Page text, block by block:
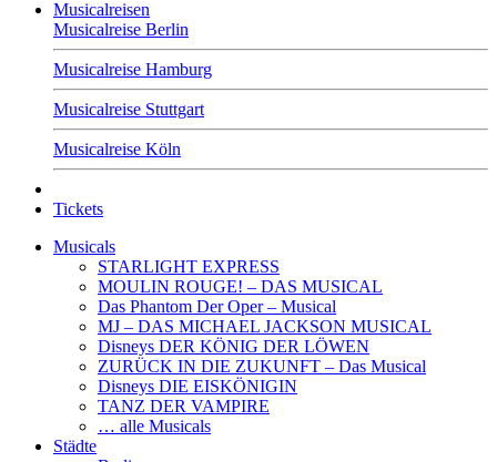
Musicalreisen
Musicalreise Berlin
Musicalreise Hamburg
Musicalreise Stuttgart
Musicalreise Köln
Tickets
Musicals
STARLIGHT EXPRESS
MOULIN ROUGE! – DAS MUSICAL
Das Phantom Der Oper – Musical
MJ – DAS MICHAEL JACKSON MUSICAL
Disneys DER KÖNIG DER LÖWEN
ZURÜCK IN DIE ZUKUNFT – Das Musical
Disneys DIE EISKÖNIGIN
TANZ DER VAMPIRE
… alle Musicals
Städte